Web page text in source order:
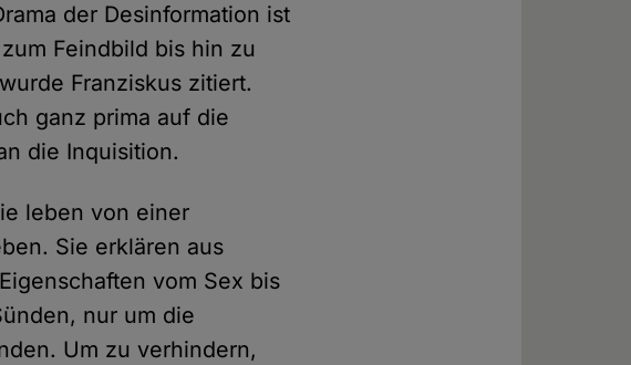
der Desinformation ist
Feindbild bis hin zu
Franziskus zitiert.
ganz prima auf die
die Inquisition.
leben von einer
Sie erklären aus
vom Sex bis
nur um die
Um zu verhindern,